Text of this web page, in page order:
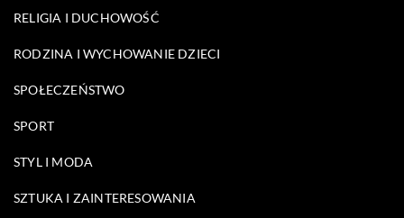
RELIGIA I DUCHOWOŚĆ
RODZINA I WYCHOWANIE DZIECI
SPOŁECZEŃSTWO
SPORT
STYL I MODA
SZTUKA I ZAINTERESOWANIA